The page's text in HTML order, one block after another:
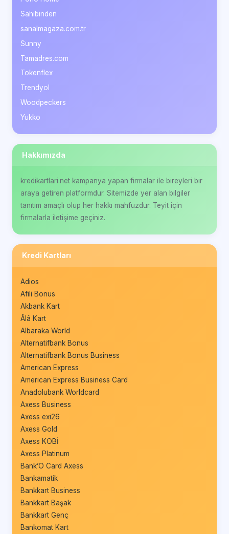
Sahibinden
sanalmagaza.com.tr
Sunny
Tamadres.com
Tokenflex
Trendyol
Woodpeckers
Yukko
Hakkımızda
kredikartlari.net kampanya yapan firmalar ile bireyleri bir
araya getiren platformdur. Sitemizde yer alan bilgiler
tanıtım amaçlı olup her hakkı mahfuzdur. Teyit için
firmalarla iletişime geçiniz.
Kredi Kartları
Adios
Afili Bonus
Akbank Kart
Âlâ Kart
Albaraka World
Alternatifbank Bonus
Alternatifbank Bonus Business
American Express
American Express Business Card
Anadolubank Worldcard
Axess Business
Axess exi26
Axess Gold
Axess KOBİ
Axess Platinum
Bank’O Card Axess
Bankamatik
Bankkart Business
Bankkart Başak
Bankkart Genç
Bankomat Kart